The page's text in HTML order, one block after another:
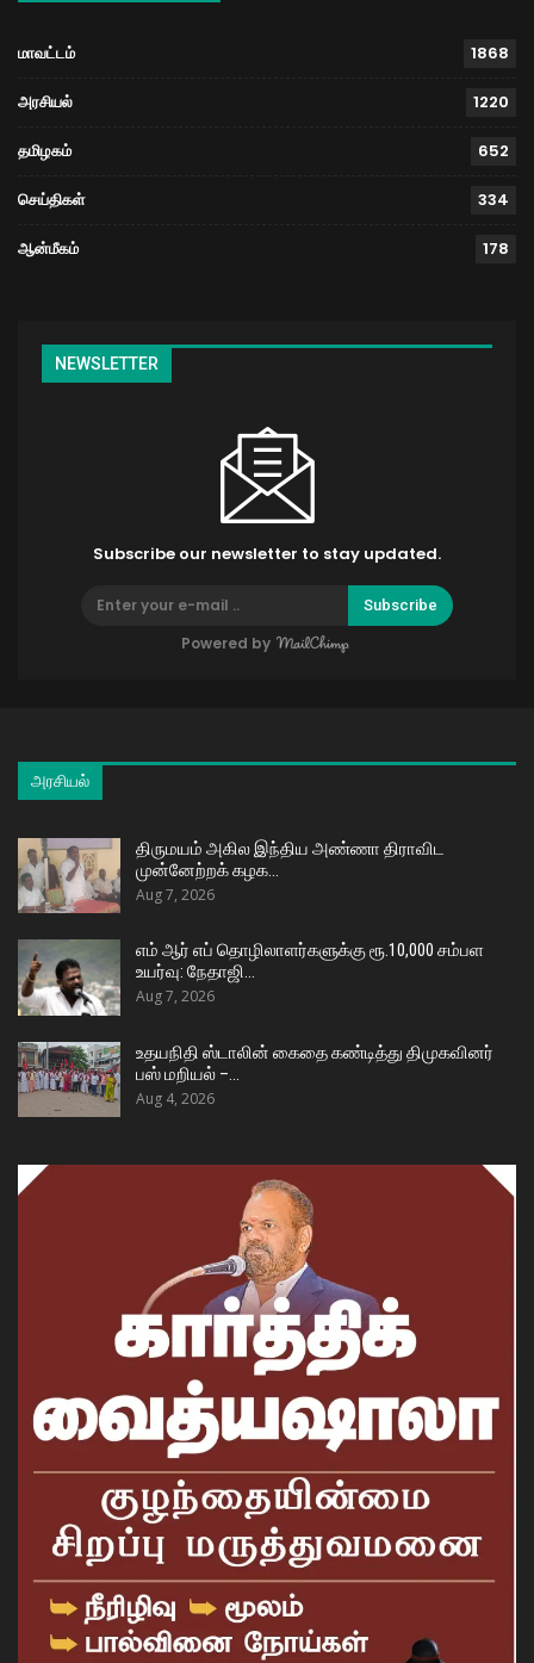
மாவட்டம் 1868
அரசியல் 1220
தமிழகம் 652
செய்திகள் 334
ஆன்மீகம் 178
NEWSLETTER
Subscribe our newsletter to stay updated.
Subscribe
Powered by
அரசியல்
திருமயம் அகில இந்திய அண்ணா திராவிட
முன்னேற்றக் கழக…
Aug 7, 2026
எம் ஆர் எப் தொழிலாளர்களுக்கு ரூ.10,000 சம்பள
உயர்வு: நேதாஜி…
Aug 7, 2026
உதயநிதி ஸ்டாலின் கைதை கண்டித்து திமுகவினர்
பஸ் மறியல் –…
Aug 4, 2026